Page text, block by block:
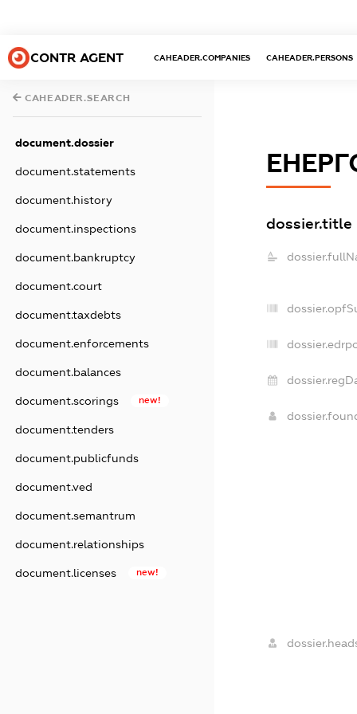
CONTR AGENT CAHEADER.COMPANIES CAHEADER.PERSONS
CAHEADER.SEARCH
document.dossier
document.statements
document.history
document.inspections
document.bankruptcy
document.court
document.taxdebts
document.enforcements
document.balances
document.scorings new!
document.tenders
document.publicfunds
document.ved
document.semantrum
document.relationships
document.licenses new!
dossier.title